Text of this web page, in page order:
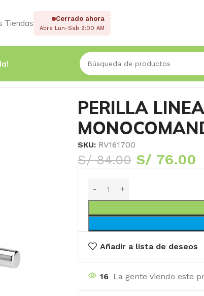
Tiendas Cerrado ahora
Abre Lun-Sab 9:00 AM
PERILLA
SKU: RV161700
S/84.00 S/ 76.00
Añadir a lista de deseos
16 La gente viendo este